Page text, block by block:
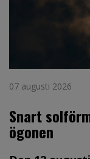
07 augusti 2026
Snart
ögonen